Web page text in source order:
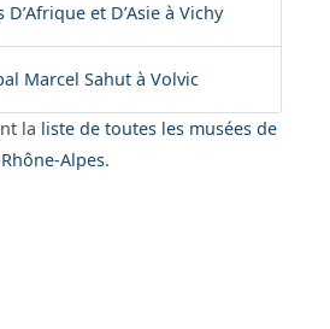
et D’Asie à Vichy
Marcel Sahut à Volvic
la liste de toutes les musées de
Alpes.